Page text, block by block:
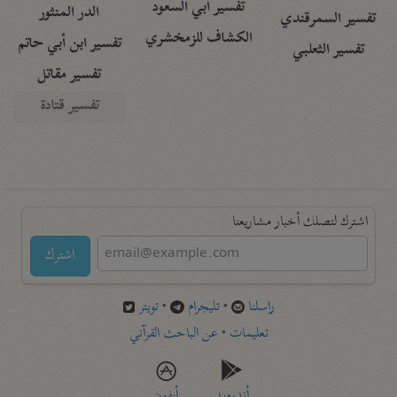
تفسير السمرقندي
تفسير الثعلبي
تفسير أبي السعود
الكشاف للزمخشري
الدر المنثور
تفسير ابن أبي حاتم
تفسير مقاتل
تفسير قتادة
اشترك لتصلك أخبار مشاريعنا
اشترك
راسلنا •تليجرام •تويتر
تعليمات •عن الباحث القرآني